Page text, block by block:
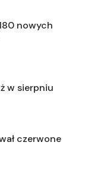
nowych
w sierpniu
czerwone